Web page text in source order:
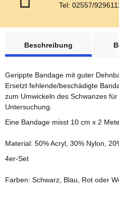
Tel: 02557/
Beschreibung
Gerippte Bandage mit guter
Ersetzt fehlende/beschädigte
zum Umwickeln des Schwanzes
Untersuchung.
Eine Bandage misst 10 cm x 2
Material: 50% Acryl, 30% Nylon,
4er-Set
Farben: Schwarz, Blau, Rot oder